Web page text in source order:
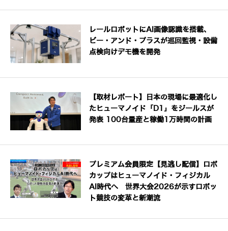
レールロボットにAI画像認識を搭載、
ビー・アンド・プラスが巡回監視・設備
点検向けデモ機を開発
【取材レポート】日本の現場に最適化し
たヒューマノイド「D1」をジールスが
発表 100台量産と稼働1万時間の計画
プレミアム会員限定【見逃し配信】ロボ
カップはヒューマノイド・フィジカル
AI時代へ 世界大会2026が示すロボッ
ト競技の変革と新潮流